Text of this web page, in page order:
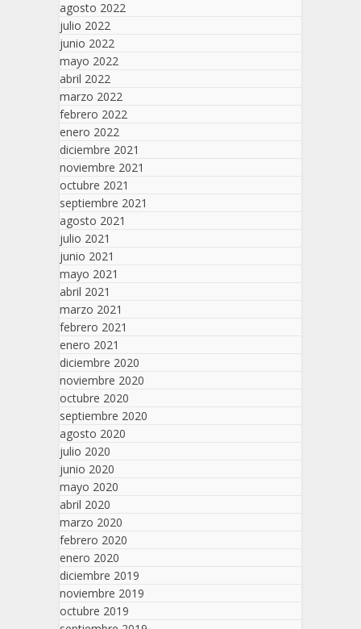
agosto 2022
julio 2022
junio 2022
mayo 2022
abril 2022
marzo 2022
febrero 2022
enero 2022
diciembre 2021
noviembre 2021
octubre 2021
septiembre 2021
agosto 2021
julio 2021
junio 2021
mayo 2021
abril 2021
marzo 2021
febrero 2021
enero 2021
diciembre 2020
noviembre 2020
octubre 2020
septiembre 2020
agosto 2020
julio 2020
junio 2020
mayo 2020
abril 2020
marzo 2020
febrero 2020
enero 2020
diciembre 2019
noviembre 2019
octubre 2019